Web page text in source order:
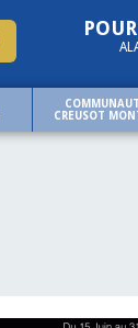
CREUSOT